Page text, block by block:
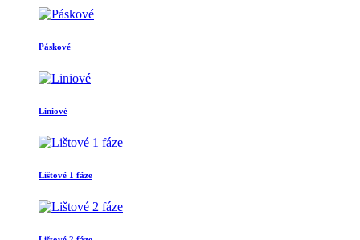
Páskové
Liniové
Lištové 1 fáze